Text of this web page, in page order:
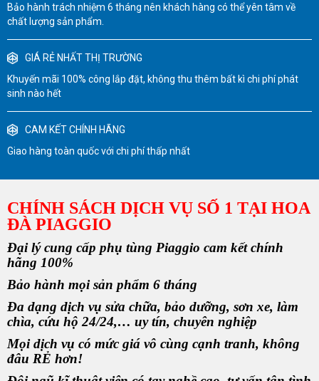
Bảo hành trách nhiệm 6 tháng nên khách hàng có thể yên tâm về
chất lượng sản phẩm.
GIÁ RẺ NHẤT THỊ TRƯỜNG
Khuyến mãi 100% công lắp đặt, không thu thêm bất kì chi phí phát
sinh nào hết
CAM KẾT CHÍNH HÃNG
Giao hàng toàn quốc với chi phí thấp nhất
CHÍNH SÁCH DỊCH VỤ SỐ 1 TẠI HOA
ĐÀ PIAGGIO
Đại lý cung cấp phụ tùng Piaggio cam kết chính
hãng 100%
Bảo hành mọi sản phẩm 6 tháng
Đa dạng dịch vụ sửa chữa, bảo dưỡng, sơn xe, làm
chìa, cứu hộ 24/24,… uy tín, chuyên nghiệp
Mọi dịch vụ có mức giá vô cùng cạnh tranh, không
đâu RẺ hơn!